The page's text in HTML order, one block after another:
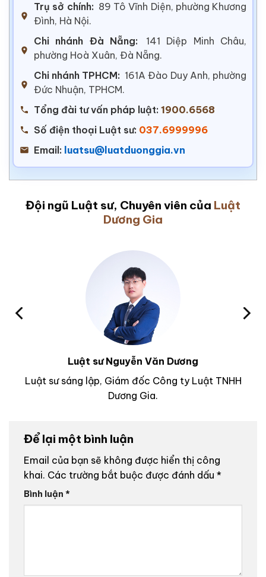
Trụ sở chính: 89 Tô Vĩnh Diện, phường Khương
Đình, Hà Nội.
Chi nhánh Đà Nẵng:
141 Diệp Minh Châu,
phường Hoà Xuân, Đà Nẵng.
Chi nhánh TPHCM: 161A Đào Duy Anh, phường
Đức Nhuận, TPHCM.
Tổng đài tư vấn pháp luật: 1900.6568
Số điện thoại Luật sư: 037.6999996
Email: luatsu@luatduonggia.vn
Đội ngũ Luật sư, Chuyên viên của Luật
Dương Gia
Luật sư Nguyễn Văn Dương
Luật sư sáng lập, Giám đốc Công ty Luật TNHH
Dương Gia.
Để lại một bình luận
Email của bạn sẽ không được hiển thị công
khai. Các trường bắt buộc được đánh dấu *
Bình luận *